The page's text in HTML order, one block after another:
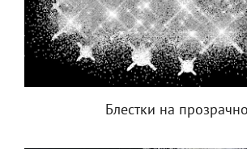
Блестки на